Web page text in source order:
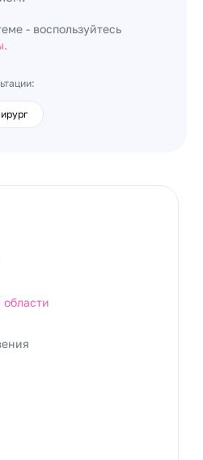
- воспользуйтесь